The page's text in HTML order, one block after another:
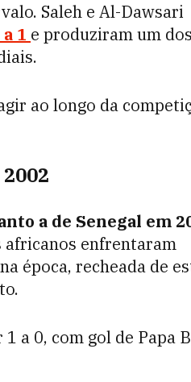
Saleh e Al-Dawsari
1 e produziram um dos
ao longo da
a de Senegal em
africanos enfrentaram
época, recheada de
a 0, com gol de Papa